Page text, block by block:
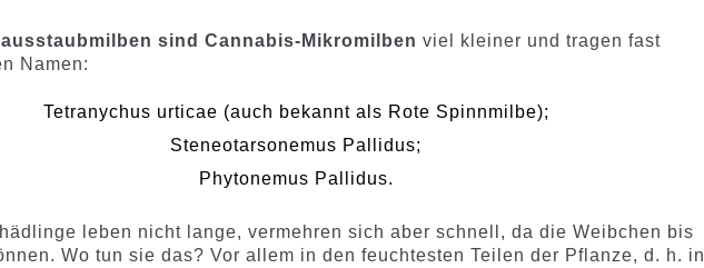
sind Cannabis-Mikromilben viel kleiner und tragen fast
Namen:
Tetranychus urticae (auch bekannt als Rote Spinnmilbe);
Steneotarsonemus Pallidus;
Phytonemus Pallidus.
leben nicht lange, vermehren sich aber schnell, da die Weibchen bis
Wo tun sie das? Vor allem in den feuchtesten Teilen der Pflanze, d. h. in